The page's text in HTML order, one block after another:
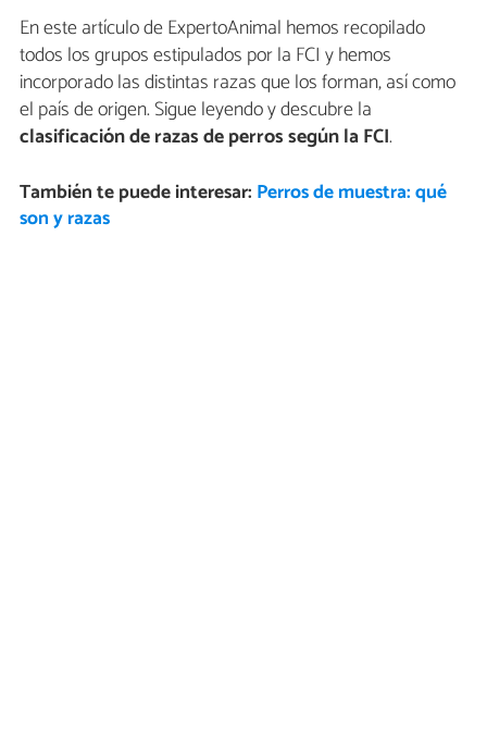
En este artículo de ExpertoAnimal hemos recopilado
todos los grupos estipulados por la FCI y hemos
incorporado las distintas razas que los forman, así como
el país de origen. Sigue leyendo y descubre la
clasificación de razas de perros según la FCI.
También te puede interesar: Perros de muestra: qué
son y razas